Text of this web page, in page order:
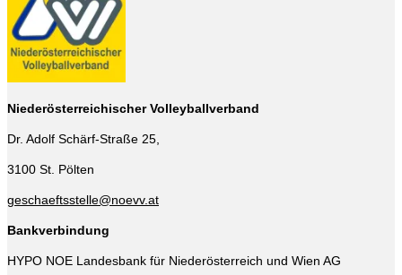
Niederösterreichischer Volleyballverband
Dr. Adolf Schärf-Straße 25,
3100 St. Pölten
geschaeftsstelle@noevv.at
Bankverbindung
HYPO NOE Landesbank für Niederösterreich und Wien AG